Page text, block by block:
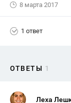
8 марта 2017
1 ответ
ОТВЕТЫ 1
Леха